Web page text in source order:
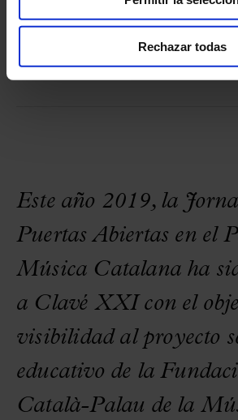
Rechazar todas
Cor de Noies del Orfeó
Este año 2019, la
Puertas Abiertas en el
Música Catalana ha
a Clavé XXI con el
visibilidad al proyecto
educativo de la
Català-Palau de la